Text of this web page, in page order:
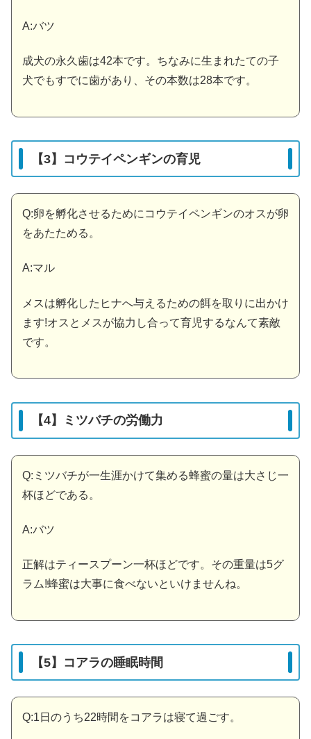
A:バツ
成犬の永久歯は42本です。ちなみに生まれたての子
犬でもすでに歯があり、その本数は28本です。
【3】コウテイペンギンの育児
Q:卵を孵化させるためにコウテイペンギンのオスが卵
をあたためる。
A:マル
メスは孵化したヒナへ与えるための餌を取りに出かけ
ます!オスとメスが協力し合って育児するなんて素敵
です。
【4】ミツバチの労働力
Q:ミツバチが一生涯かけて集める蜂蜜の量は大さじ一
杯ほどである。
A:バツ
正解はティースプーン一杯ほどです。その重量は5グ
ラム!蜂蜜は大事に食べないといけませんね。
【5】コアラの睡眠時間
Q:1日のうち22時間をコアラは寝て過ごす。